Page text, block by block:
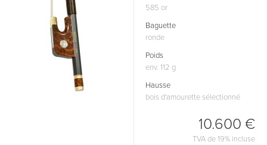
585 or
Baguette
ronde
Poids
env. 112 g
Hausse
bois d'amourette sélectionné
10.600 €
TVA de 19% incluse